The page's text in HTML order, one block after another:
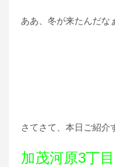
ああ、冬が来たんだな
さてさて、本日ご紹介
加茂河原3丁